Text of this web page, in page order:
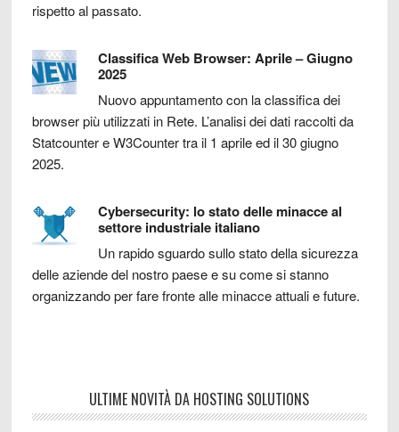
rispetto al passato.
Classifica Web Browser: Aprile – Giugno
2025
Nuovo appuntamento con la classifica dei
browser più utilizzati in Rete. L’analisi dei dati raccolti da
Statcounter e W3Counter tra il 1 aprile ed il 30 giugno
2025.
Cybersecurity: lo stato delle minacce al
settore industriale italiano
Un rapido sguardo sullo stato della sicurezza
delle aziende del nostro paese e su come si stanno
organizzando per fare fronte alle minacce attuali e future.
ULTIME NOVITÀ DA HOSTING SOLUTIONS